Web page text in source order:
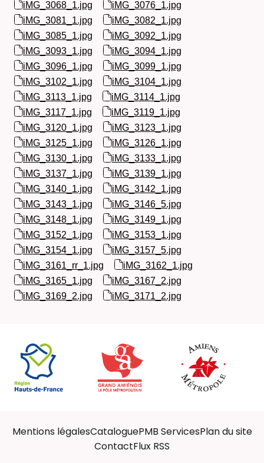
iMG_3068_1.jpg
iMG_3076_1.jpg
iMG_3081_1.jpg
iMG_3082_1.jpg
iMG_3085_1.jpg
iMG_3092_1.jpg
iMG_3093_1.jpg
iMG_3094_1.jpg
iMG_3096_1.jpg
iMG_3099_1.jpg
iMG_3102_1.jpg
iMG_3104_1.jpg
iMG_3113_1.jpg
iMG_3114_1.jpg
iMG_3117_1.jpg
iMG_3119_1.jpg
iMG_3120_1.jpg
iMG_3123_1.jpg
iMG_3125_1.jpg
iMG_3126_1.jpg
iMG_3130_1.jpg
iMG_3133_1.jpg
iMG_3137_1.jpg
iMG_3139_1.jpg
iMG_3140_1.jpg
iMG_3142_1.jpg
iMG_3143_1.jpg
iMG_3146_5.jpg
iMG_3148_1.jpg
iMG_3149_1.jpg
iMG_3152_1.jpg
iMG_3153_1.jpg
iMG_3154_1.jpg
iMG_3157_5.jpg
iMG_3161_rr_1.jpg
iMG_3162_1.jpg
iMG_3165_1.jpg
iMG_3167_2.jpg
iMG_3169_2.jpg
iMG_3171_2.jpg
Mentions légalesCataloguePMB ServicesPlan du site
ContactFlux RSS